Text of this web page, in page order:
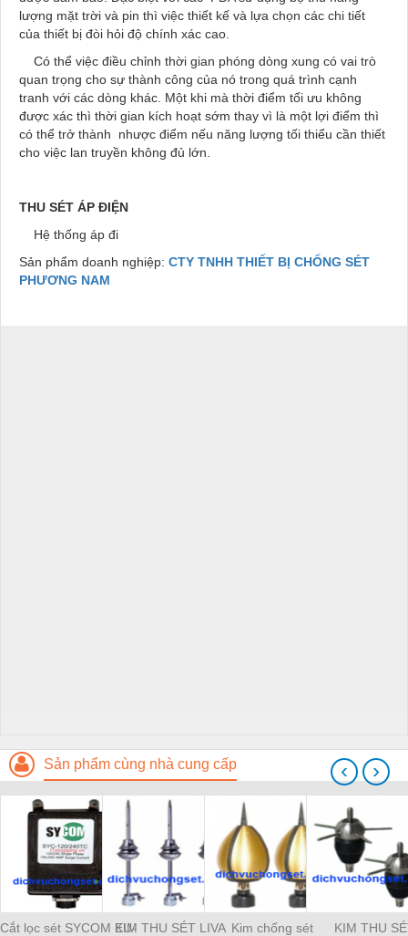
lượng mặt trời và pin thì việc thiết kế và lựa chọn các chi tiết
của thiết bị đòi hỏi độ chính xác cao.
Có thể việc điều chỉnh thời gian phóng dòng xung có vai trò
quan trọng cho sự thành công của nó trong quá trình cạnh
tranh với các dòng khác. Một khi mà thời điểm tối ưu không
được xác thì thời gian kích hoạt sớm thay vì là một lợi điểm thì
có thể trở thành nhược điểm nếu năng lượng tối thiểu cần thiết
cho việc lan truyền không đủ lớn.
THU SÉT ÁP ĐIỆN
Hệ thống áp đi
Sản phẩm doanh nghiệp: CTY TNHH THIẾT BỊ CHỐNG SÉT
PHƯƠNG NAM
Sản phẩm cùng nhà cung cấp
Cắt lọc sét SYCOM EU-KIM THU SÉT LIVA Kim chống sét
KIM THU
‹ ›